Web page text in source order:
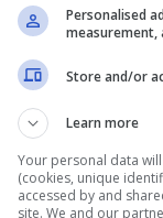
Personalised
measurement,
Store and/or
Learn more
Your personal data
(cookies, unique
accessed by and
site. We and our